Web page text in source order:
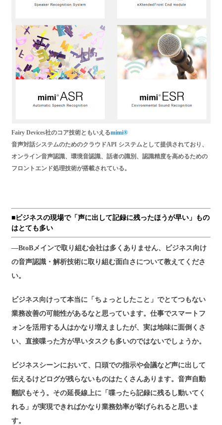
Fairy Devices社のコア技術ともいえるmimi®
音声対話システムのためのクラウドAPI システムとして提供されており、
オンライン音声認識、環境音認識、話者の識別、認識精度を高めるための
フロントエンド処理技術が搭載されている。
■ビジネスの現場で「声に出して記録に残ったほうが早い」もの
はとても多い
―BtoBメインで取り組む会社は多くありません、ビジネス向け
の音声認識・解析技術に取り組む面白さについて教えてくださ
い。
ビジネス向けって本当に「ちょっとしたこと」でとてつもない
業務改善の可能性があるなと思っています。仕事でスマートフ
ォンを活用する人はかなり増えましたが、実は地味に面倒くさ
い、直接喋った方が早いタスクも多いのではないでしょうか。
ビジネスシーンにおいて、口頭での指示や会議など声に出して
伝えるけどログが残らないものはたくさんあります。音声自動
翻訳もそう。その延長線上に「喋ったら記録に残るし動いてく
れる」が実現できればかなり業務効率が挙げられると思いま
す。